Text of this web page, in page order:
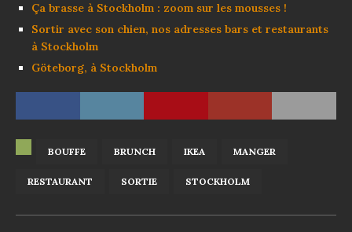
Ça brasse à Stockholm : zoom sur les mousses !
Sortir avec son chien, nos adresses bars et restaurants
à Stockholm
Göteborg, à Stockholm
BOUFFE BRUNCH IKEA MANGER
RESTAURANT SORTIE STOCKHOLM